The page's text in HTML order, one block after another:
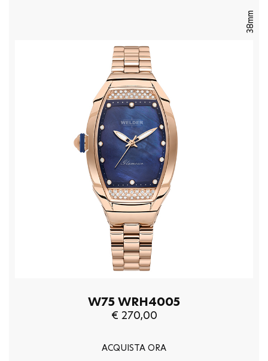
38mm
W75 WRH4005
€ 270,00
ACQUISTA ORA